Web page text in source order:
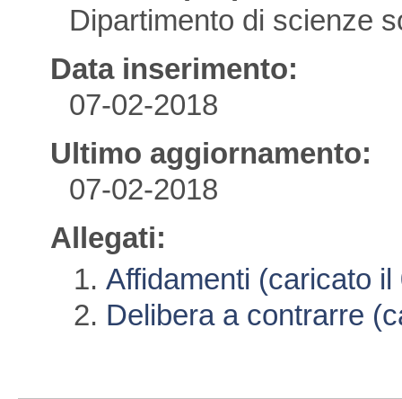
Dipartimento di scienze
Data inserimento:
07-02-2018
Ultimo aggiornamento:
07-02-2018
Allegati:
Affidamenti (caricato
Delibera a contrarre